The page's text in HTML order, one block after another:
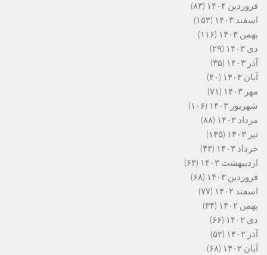
فروردین ۱۴۰۴
(۸۳)
اسفند ۱۴۰۳
(۱۵۳)
بهمن ۱۴۰۳
(۱۱۶)
دی ۱۴۰۳
(۲۹)
آذر ۱۴۰۳
(۳۵)
آبان ۱۴۰۳
(۴۰)
مهر ۱۴۰۳
(۷۱)
شهریور ۱۴۰۳
(۱۰۶)
مرداد ۱۴۰۳
(۸۸)
تیر ۱۴۰۳
(۱۴۵)
خرداد ۱۴۰۳
(۴۳)
اردیبهشت ۱۴۰۳
(۶۳)
فروردین ۱۴۰۳
(۶۸)
اسفند ۱۴۰۲
(۷۷)
بهمن ۱۴۰۲
(۳۴)
دی ۱۴۰۲
(۶۶)
آذر ۱۴۰۲
(۵۲)
آبان ۱۴۰۲
(۶۸)